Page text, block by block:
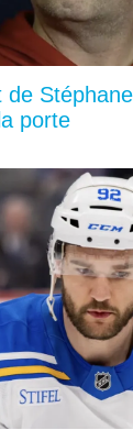
de
porte